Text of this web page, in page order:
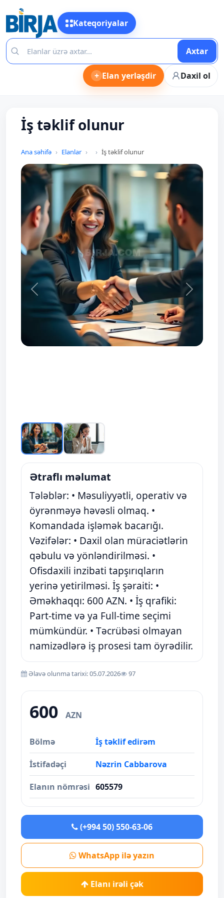
Kateqoriyalar
Axtar
+ Elan yerləşdir Daxil ol
İş təklif olunur
Ana səhifə Elanlar İş təklif olunur
Prev Next
Ətraflı məlumat
Tələblər: • Məsuliyyətli, operativ və
öyrənməyə həvəsli olmaq. •
Komandada işləmək bacarığı.
Vəzifələr: • Daxil olan müraciətlərin
qəbulu və yönləndirilməsi. •
Ofisdaxili inzibati tapşırıqların
yerinə yetirilməsi. İş şəraiti: •
Əməkhaqqı: 600 AZN. • İş qrafiki:
Part-time və ya Full-time seçimi
mümkündür. • Təcrübəsi olmayan
namizədlərə iş prosesi tam öyrədilir.
Əlavə olunma tarixi: 05.07.2026 97
600 AZN
Bölmə İş təklif edirəm
İstifadəçi Nəzrin Cabbarova
Elanın nömrəsi 605579
(+994 50) 550-63-06
WhatsApp ilə yazın
Elanı irəli çək